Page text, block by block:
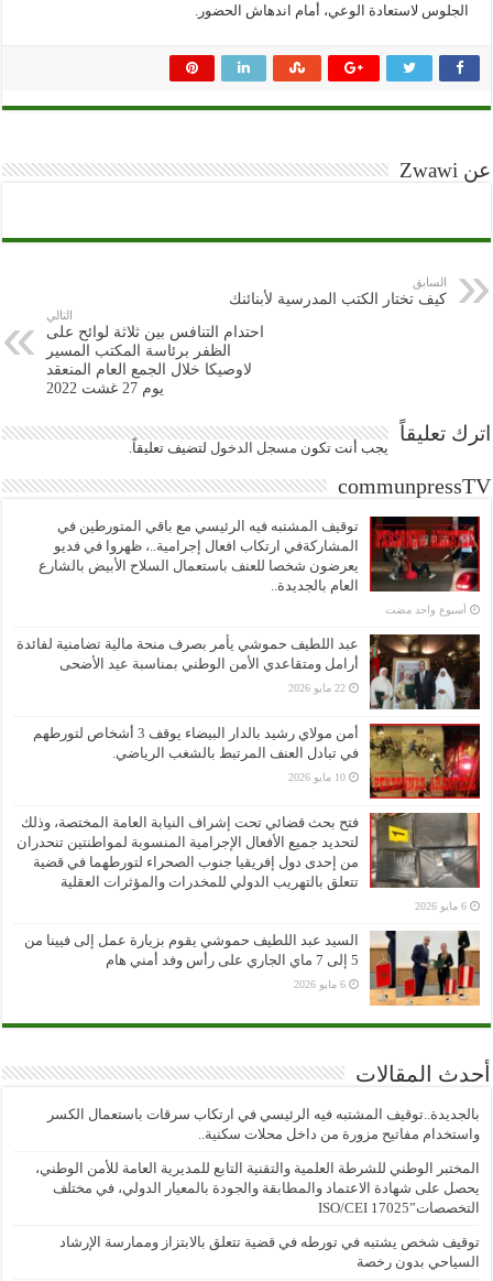
الجلوس لاستعادة الوعي، أمام اندهاش الحضور.
عن Zwawi
السابق
كيف تختار الكتب المدرسية لأبنائنك
التالي
احتدام التنافس بين ثلاثة لوائح على
الظفر برئاسة المكتب المسير
لاوصيكا خلال الجمع العام المنعقد
يوم 27 غشت 2022
اترك تعليقاً
يجب أنت تكون مسجل الدخول لتضيف تعليقاً.
communpressTV
توقيف المشتبه فيه الرئيسي مع باقي المتورطين في
المشاركةفي ارتكاب افعال إجرامية..، ظهروا في فديو
يعرضون شخصا للعنف باستعمال السلاح الأبيض بالشارع
العام بالجديدة..
‏أسبوع واحد مضت
عبد اللطيف حموشي يأمر بصرف منحة مالية تضامنية لفائدة
أرامل ومتقاعدي الأمن الوطني بمناسبة عيد الأضحى
22 مايو 2026
أمن مولاي رشيد بالدار البيضاء يوقف 3 أشخاص لتورطهم
في تبادل العنف المرتبط بالشغب الرياضي.
10 مايو 2026
فتح بحث قضائي تحت إشراف النيابة العامة المختصة، وذلك
لتحديد جميع الأفعال الإجرامية المنسوبة لمواطنتين تنحدران
من إحدى دول إفريقيا جنوب الصحراء لتورطهما في قضية
تتعلق بالتهريب الدولي للمخدرات والمؤثرات العقلية
6 مايو 2026
السيد عبد اللطيف حموشي يقوم بزيارة عمل إلى فيينا من
5 إلى 7 ماي الجاري على رأس وفد أمني هام
6 مايو 2026
أحدث المقالات
بالجديدة..توقيف المشتبه فيه الرئيسي في ارتكاب سرقات باستعمال الكسر
واستخدام مفاتيح مزورة من داخل محلات سكنية..
المختبر الوطني للشرطة العلمية والتقنية التابع للمديرية العامة للأمن الوطني،
يحصل على شهادة الاعتماد والمطابقة والجودة بالمعيار الدولي، في مختلف
التخصصات”ISO/CEI 17025
توقيف شخص يشتبه في تورطه في قضية تتعلق بالابتزاز وممارسة الإرشاد
السياحي بدون رخصة